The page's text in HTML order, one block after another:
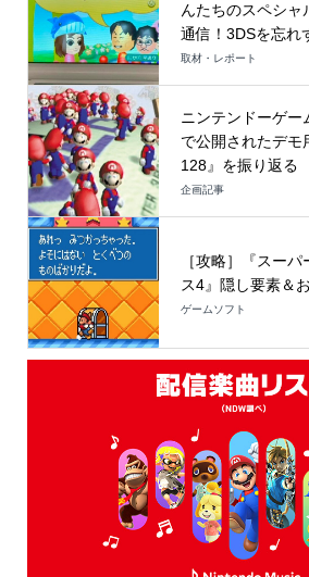
んたちのスペシャ
通信！3DSを忘れ
取材・レポート
ニンテンドーゲー
で公開されたデモ
128』を振り返る
企画記事
［攻略］『スー
ス4』隠し要素＆
ゲームソフト